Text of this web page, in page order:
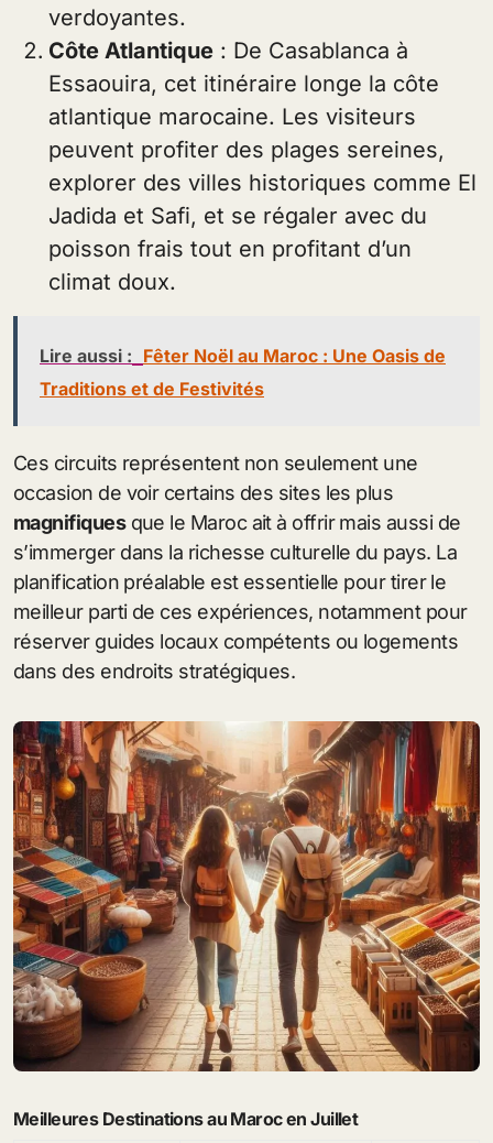
verdoyantes.
Côte Atlantique : De Casablanca à
Essaouira, cet itinéraire longe la côte
atlantique marocaine. Les visiteurs
peuvent profiter des plages sereines,
explorer des villes historiques comme El
Jadida et Safi, et se régaler avec du
poisson frais tout en profitant d’un
climat doux.
Lire aussi : Fêter Noël au Maroc : Une Oasis de
Traditions et de Festivités
Ces circuits représentent non seulement une
occasion de voir certains des sites les plus
magnifiquesque le Maroc ait à offrir mais aussi de
s’immerger dans la richesse culturelle du pays. La
planification préalable est essentielle pour tirer le
meilleur parti de ces expériences, notamment pour
réserver guides locaux compétents ou logements
dans des endroits stratégiques.
Meilleures Destinations au Maroc en Juillet